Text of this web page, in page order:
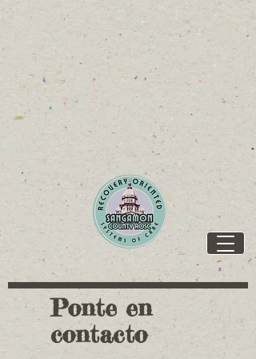
https://www.ilcapitolgroup.com/SPI-Resources
https://www.ilcapitolgroup.com/SPI-Resources
Ponte en
contacto